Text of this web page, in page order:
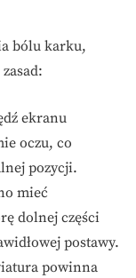
bólu karku,
ekranu
oczu, co
pozycji.
mieć
dolnej części
postawy.
powinna